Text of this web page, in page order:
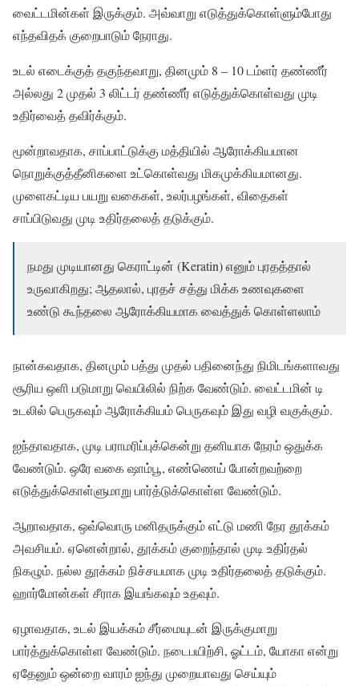
வைட்டமின்கள் இருக்கும். அவ்வாறு எடுத்துக்கொள்ளும்போது
எந்தவிதக் குறைபாடும் நேராது.
உடல் எடைக்குத் தகுந்தவாறு, தினமும் 8 – 10 டம்ளர் தண்ணீர்
அல்லது 2 முதல் 3 லிட்டர் தண்ணீர் எடுத்துக்கொள்வது முடி
உதிர்வைத் தவிர்க்கும்.
மூன்றாவதாக, சாப்பாட்டுக்கு மத்தியில் ஆரோக்கியமான
நொறுக்குத்தீனிகளை உட்கொள்வது மிகமுக்கியமானது.
முளைகட்டிய பயறு வகைகள், உலர்பழங்கள், விதைகள்
சாப்பிடுவது முடி உதிர்தலைத் தடுக்கும்.
நமது முடியானது கெராட்டின் (Keratin) எனும் புரதத்தால்
உருவாகிறது; ஆதலால், புரதச் சத்து மிக்க உணவுகளை
உண்டு கூந்தலை ஆரோக்கியமாக வைத்துக் கொள்ளலாம்
நான்கவதாக, தினமும் பத்து முதல் பதினைந்து நிமிடங்களாவது
சூரிய ஒளி படுமாறு வெயிலில் நிற்க வேண்டும். வைட்டமின் டி
உடலில் பெருகவும் ஆரோக்கியம் பெருகவும் இது வழி வகுக்கும்.
ஐந்தாவதாக, முடி பராமரிப்புக்கென்று தனியாக நேரம் ஒதுக்க
வேண்டும். ஒரே வகை ஷாம்பூ, எண்ணெய் போன்றவற்றை
எடுத்துக்கொள்ளுமாறு பார்த்டுக்கொள்ள வேண்டும்.
ஆறாவதாக, ஒவ்வொரு மனிதருக்கும் எட்டு மணி நேர தூக்கம்
அவசியம். ஏனென்றால், தூக்கம் குறைந்தால் முடி உதிர்தல்
நிகழும். நல்ல தூக்கம் நிச்சயமாக முடி உதிர்தலைத் தடுக்கும்.
ஹார்மோன்கள் சீராக இயங்கவும் உதவும்.
ஏழாவதாக, உடல் இயக்கம் சீர்மையுடன் இருக்குமாறு
பார்த்துக்கொள்ள வேண்டும். நடைபயிற்சி, ஓட்டம், யோகா என்று
ஏதேனும் ஒன்றை வாரம் ஐந்து முறையாவது செய்யும்